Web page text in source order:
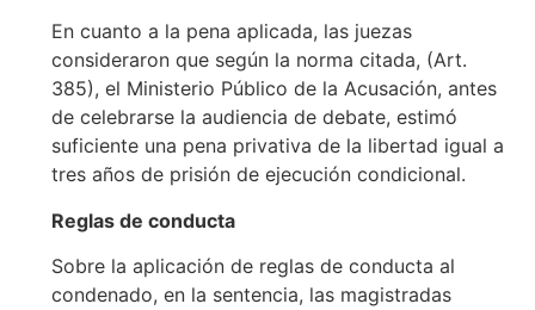
En cuanto a la pena aplicada, las juezas
consideraron que según la norma citada, (Art.
385), el Ministerio Público de la Acusación, antes
de celebrarse la audiencia de debate, estimó
suficiente una pena privativa de la libertad igual a
tres años de prisión de ejecución condicional.
Reglas de conducta
Sobre la aplicación de reglas de conducta al
condenado, en la sentencia, las magistradas